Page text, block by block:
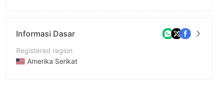
Informasi Dasar
Registered region
Amerika Serikat